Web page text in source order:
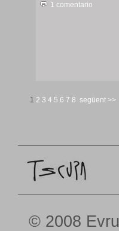
1 comentario
1 2 3 4 5 6 7 8 següent >>
© 2008